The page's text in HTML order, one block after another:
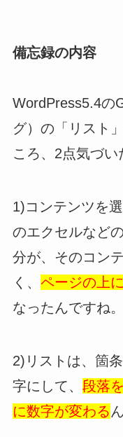
備忘録の内容
WordPress5.4の
グ）の「リスト
ころ、2点気づい
1)コンテンツを
のエクセルなど
分が、そのコン
く、 ページの上
なったんですね。
2)リストは、箇
字にして、 段落
に数字が変わる